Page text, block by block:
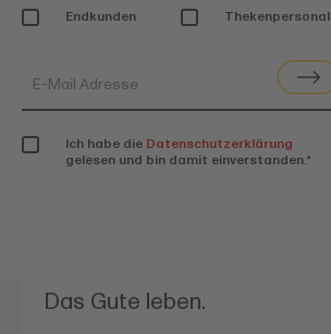
Endkunden
Thekenpersonal
Ich habe die Datenschutzerklärung
gelesen und bin damit einverstanden.*
Das Gute leben.